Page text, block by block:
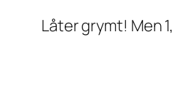
Låter grymt! Men